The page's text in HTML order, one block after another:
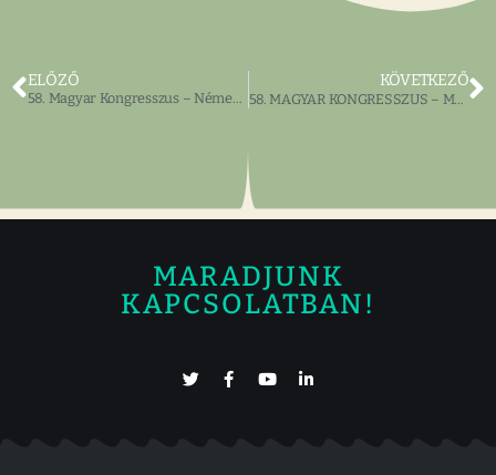
ELŐZŐ
58. Magyar Kongresszus – Németh Iván
KÖVETKEZŐ
58. MAGYAR KONGRESSZUS – MEGHÍVÓ & A TÁRSAS EBÉD PROGRAMJA, ÜNNEPI SZÓNOKA
MARADJUNK
KAPCSOLATBAN!